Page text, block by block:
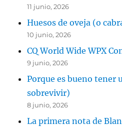
11 junio, 2026
Huesos de oveja (o
10 junio, 2026
CQ World Wide WPX
9 junio, 2026
Porque es bueno tener
sobrevivir)
8 junio, 2026
La primera nota de